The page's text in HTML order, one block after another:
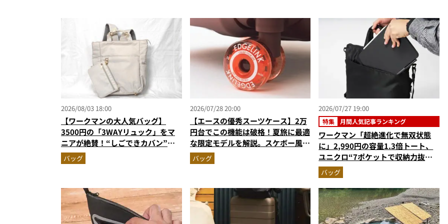
2026/08/03 18:00
【ワークマンの大人気バッグ】
3500円の「3WAYリュック」をマ
ニアが絶賛！“しごできカバン”が
撥水防汚で評判以上に優秀だった
バッグ
2026/07/28 20:00
【エースの優秀スーツケース】2万
円台でこの機能は破格！夏旅に最適
な限定モデルを解説。スケボー風キ
ャスターも秀逸すぎる
バッグ
2026/07/27 19:00
特集 月間人気記事ランキング
ワークマン「超絶進化で無双状態
に」2,990円の容量1.3倍トート、
ユニクロ“7ポケットで収納力抜
群”人気ショルダー…ほか【超収納
バッグの人気記事ランキングベスト
3】（2026年6月版）
バッグ